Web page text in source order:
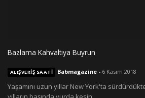
Bazlama Kahvaltıya Buyrun
ALIŞVERIŞ SAATI Babmagazine - 6 Kasım 2018
Yaşamını uzun yıllar New York'ta